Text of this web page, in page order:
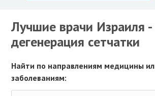
Лучшие врачи Израиля -
дегенерация сетчатки
Найти по направлениям медицины
заболеваниям: